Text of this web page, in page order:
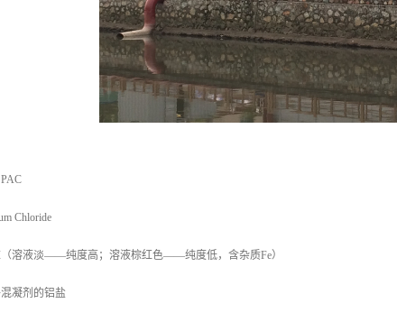
Chloride
溶液淡——纯度高；溶液棕红色——纯度低，含杂质Fe）
凝剂的铝盐